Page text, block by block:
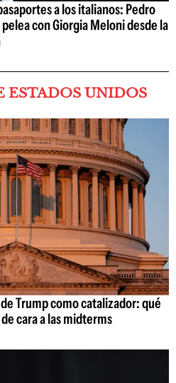
a los italianos: Pedro
con Giorgia Meloni desde la
ESTADOS UNIDOS
Trump como catalizador: qué
cara a las midterms